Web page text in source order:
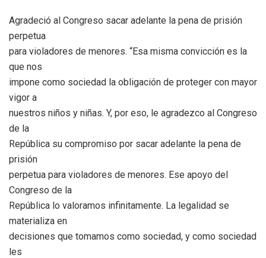
Agradeció al Congreso sacar adelante la pena de prisión
perpetua
para violadores de menores. “Esa misma convicción es la
que nos
impone como sociedad la obligación de proteger con mayor
vigor a
nuestros niños y niñas. Y, por eso, le agradezco al Congreso
de la
República su compromiso por sacar adelante la pena de
prisión
perpetua para violadores de menores. Ese apoyo del
Congreso de la
República lo valoramos infinitamente. La legalidad se
materializa en
decisiones que tomamos como sociedad, y como sociedad
les